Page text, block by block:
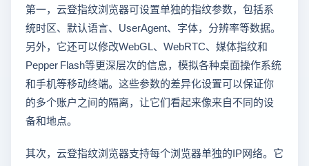
第一，云登指纹浏览器可设置单独的指纹参数，包括系
统时区、默认语言、UserAgent、字体，分辨率等数据。
另外，它还可以修改WebGL、WebRTC、媒体指纹和
Pepper Flash等更深层次的信息，模拟各种桌面操作系统
和手机等移动终端。这些参数的差异化设置可以保证你
的多个账户之间的隔离，让它们看起来像来自不同的设
备和地点。
其次，云登指纹浏览器支持每个浏览器单独的IP网络。它